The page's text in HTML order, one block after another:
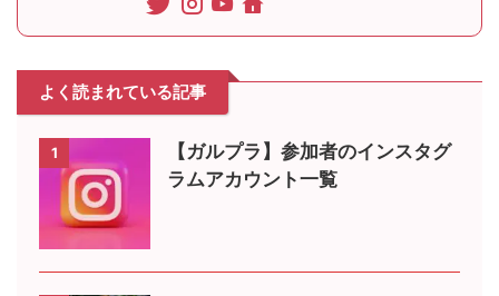
よく読まれている記事
1
【ガルプラ】参加者のインスタグ
ラムアカウント一覧